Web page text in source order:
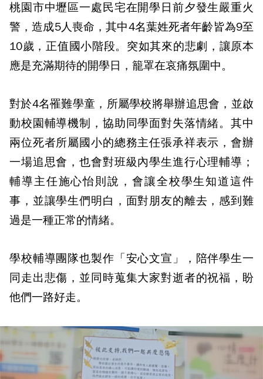
桃園市中壢區一處民宅在開學日前夕發生嚴重火
警，造成5人喪命，其中4名葉姓死者年齡皆為9至
10歲，正值國小階段。突如其來的悲劇，讓原本
應是充滿期待的開學日，籠罩在哀痛氛圍中。
對於4名罹難學童，所屬學校將舉辦追思會，並啟
動校園輔導機制，協助同學面對失落情緒。其中
兩位死者所屬國小的總務主任張承祥表示，會辦
一場追思會，也會對班級內學生進行心理輔導；
輔導主任施心怡則說，會讓全校學生知道這件
事，並讓學生們明白，面對朋友的離去，感到難
過是一種正常的情緒。
學校輔導團隊也製作「安心文宣」，陪伴學生一
同走出悲傷，並同時蒐集大家對逝者的祝福，盼
他們一路好走。